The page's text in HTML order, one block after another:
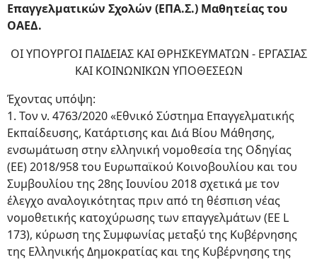
Επαγγελματικών Σχολών (ΕΠΑ.Σ.) Μαθητείας του
ΟΑΕΔ.
ΟΙ ΥΠΟΥΡΓΟΙ ΠΑΙΔΕΙΑΣ ΚΑΙ ΘΡΗΣΚΕΥΜΑΤΩΝ - ΕΡΓΑΣΙΑΣ
ΚΑΙ ΚΟΙΝΩΝΙΚΩΝ ΥΠΟΘΕΣΕΩΝ
Έχοντας υπόψη:
1. Τον ν. 4763/2020 «Εθνικό Σύστημα Επαγγελματικής
Εκπαίδευσης, Κατάρτισης και Διά Βίου Μάθησης,
ενσωμάτωση στην ελληνική νομοθεσία της Οδηγίας
(ΕΕ) 2018/958 του Ευρωπαϊκού Κοινοβουλίου και του
Συμβουλίου της 28ης Ιουνίου 2018 σχετικά με τον
έλεγχο αναλογικότητας πριν από τη θέσπιση νέας
νομοθετικής κατοχύρωσης των επαγγελμάτων (EE L
173), κύρωση της Συμφωνίας μεταξύ της Κυβέρνησης
της Ελληνικής Δημοκρατίας και της Κυβέρνησης της